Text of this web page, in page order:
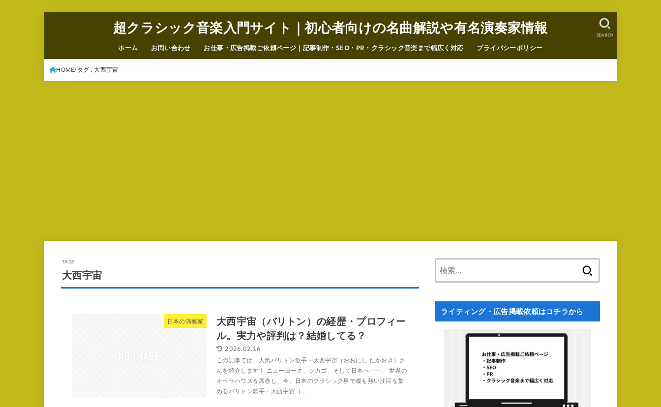
超クラシック音楽入門サイト｜初心者向けの名曲解説や有名演奏家情報
ホーム お問い合わせ お仕事・広告掲載ご依頼ページ｜記事制作・SEO・PR・クラシック音楽まで幅広く対応 プライバシーポリシー
SEARCH
HOME タグ : 大西宇宙
大西宇宙
日本の演奏家
大西宇宙（バリトン）の経歴・プロフィー
ル。実力や評判は？結婚してる？
2026.02.16
この記事では、人気バリトン歌手・大西宇宙（おおにし たかおき）さ
んを紹介します！ ニューヨーク、シカゴ、そして日本へ――。 世界の
オペラハウスを席巻し、今、日本のクラシック界で最も熱い注目を集
めるバリトン歌手・大西宇宙（...
ライティング・広告掲載依頼はコチラから